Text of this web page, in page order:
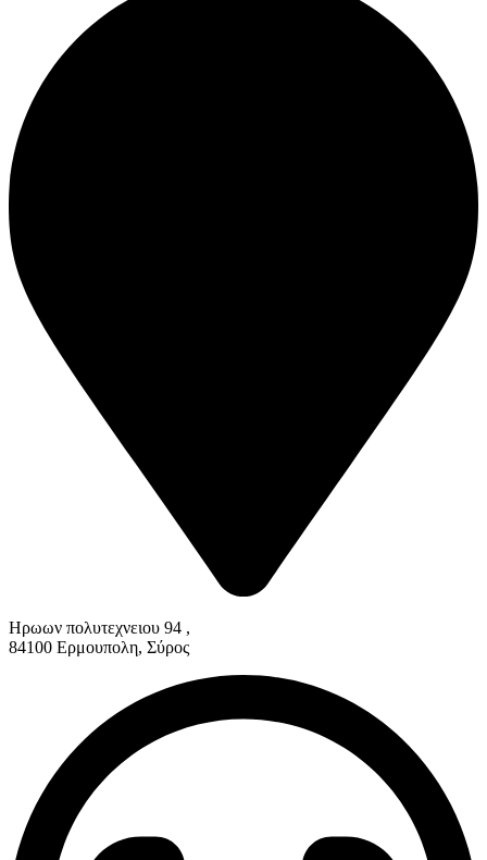
Ηρωων πολυτεχνειου 94 ,
84100 Ερμουπολη, Σύρος